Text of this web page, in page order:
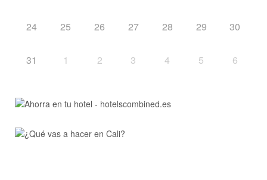
24 25 26 27 28 29 30
31 1 2 3 4 5 6